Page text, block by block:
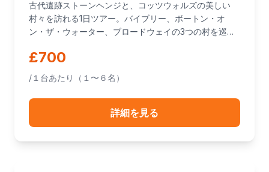
古代遺跡ストーンヘンジと、コッツウォルズの美しい
村々を訪れる1日ツアー。バイブリー、ボートン・オ
ン・ザ・ウォーター、ブロードウェイの3つの村を巡り
£700
/１台あたり（１〜６名）
詳細を見る